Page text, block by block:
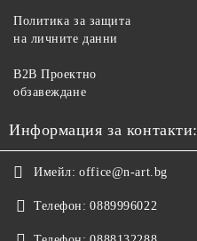
Политика за защита
на личните данни
B2B Проектно
обзавеждане
Информация за контакти:
Имейл: office@n-art.bg
Телефон: 0889996022